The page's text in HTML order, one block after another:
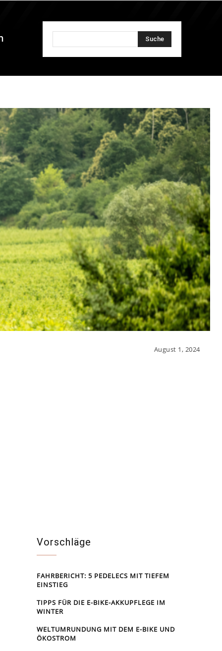
Suche
August 1, 2024
Vorschläge
FAHRBERICHT: 5 PEDELECS MIT TIEFEM
EINSTIEG
TIPPS FÜR DIE E-BIKE-AKKUPFLEGE IM
WINTER
WELTUMRUNDUNG MIT DEM E-BIKE UND
ÖKOSTROM